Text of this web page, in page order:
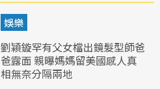
娛樂
劉穎鏇罕有父女檔出鏡髮型師爸
爸露面 親曝媽媽留美國感人真
相無奈分隔兩地